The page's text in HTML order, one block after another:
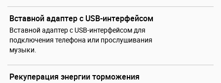
Вставной адаптер с USB-интерфейсом
Вставной адаптер с USB-интерфейсом для
подключения телефона или прослушивания
музыки.
Рекуперация энергии торможения